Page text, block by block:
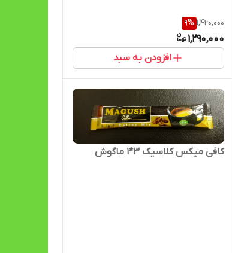
1,420,000
9%
1,290,000
افزودن به سبد
کافی میکس کلاسیک 3*1 ماگوش